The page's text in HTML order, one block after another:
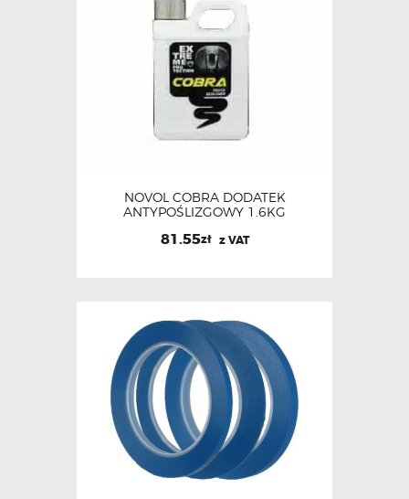
NOVOL COBRA DODATEK
ANTYPOŚLIZGOWY 1.6KG
81.55zł z VAT